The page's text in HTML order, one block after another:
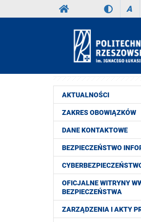
A
AKTUALNOŚCI
ZAKRES OBOWIĄZKÓW
DANE KONTAKTOWE
BEZPIECZEŃSTWO
OFICJALNE WITRYNY
BEZPIECZEŃSTWA
ZARZĄDZENIA I AKTY